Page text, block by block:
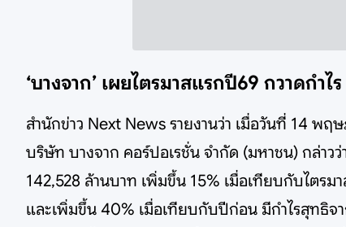
‘บางจาก’ เผยไตรมาสแรกปี69 กวาดก
สำนักข่าว Next News รายงานว่า เมื่อวันที่ 14 พ
บริษัท บางจาก คอร์ปอเรชั่น จำกัด (มหาชน) กล่าว
142,528 ล้านบาท เพิ่มขึ้น 15% เมื่อเทียบกับไตร
และเพิ่มขึ้น 40% เมื่อเทียบกับปีก่อน มีกำไรสุทธิจ